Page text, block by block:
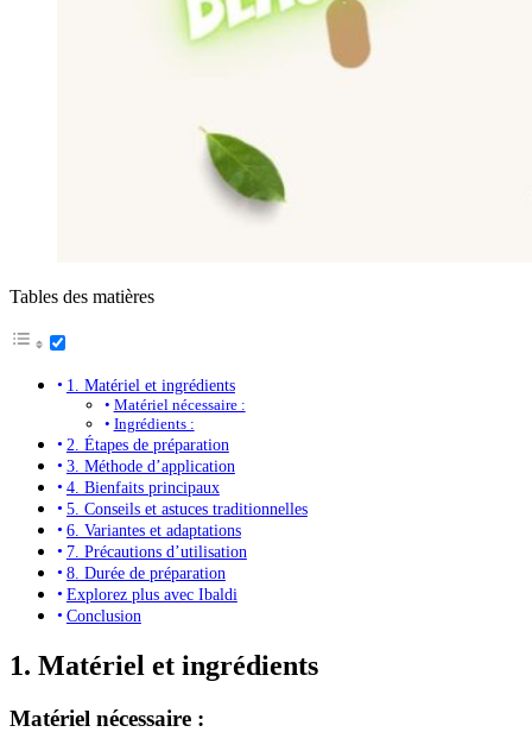
Tables des matières
1. Matériel et ingrédients
Matériel nécessaire :
Ingrédients :
2. Étapes de préparation
3. Méthode d’application
4. Bienfaits principaux
5. Conseils et astuces traditionnelles
6. Variantes et adaptations
7. Précautions d’utilisation
8. Durée de préparation
Explorez plus avec Ibaldi
Conclusion
1. Matériel et ingrédients
Matériel nécessaire :